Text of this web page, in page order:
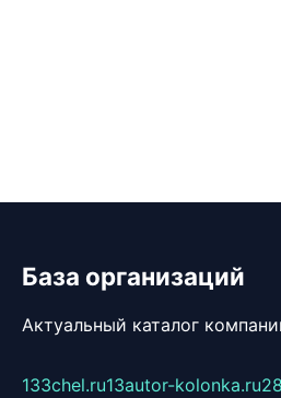
База организаций
Актуальный каталог
133chel.ru13autor-kolonka.ru